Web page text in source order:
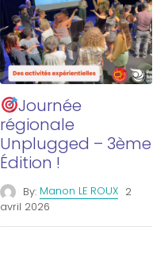
Journée
régionale
Unplugged – 3ème
Édition !
By: Manon LE ROUX 2
avril 2026